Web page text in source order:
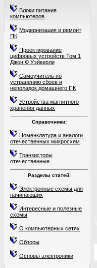
Блоки питания
компьютеров
Модернизация и ремонт
ПК
Проектирование
цифровых устройств Том 1
Джон Ф Уэйкерли
Самоучитель по
устранению сбоев и
неполадок домашнего ПК
Устройства магнитного
хранения данных
Справочники:
Номенклатура и аналоги
отечественных микросхем
Транзисторы
отечественные
Разделы статей:
Электронные схемы для
начинающих
Интересные и полезные
схемы
О компьютерных сетях
Обзоры
Основы электроники